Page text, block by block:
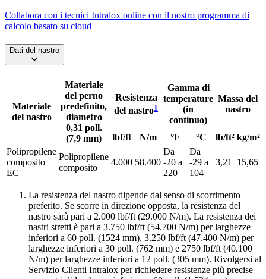
Collabora con i tecnici Intralox online con il nostro programma di
calcolo basato su cloud
Dati del nastro
Materiale
del nastro
Materiale
del perno
predefinito,
diametro
0,31 poll.
(7,9 mm)
Resistenza
del nastro1
Gamma di
temperature
(in
continuo)
Massa del
nastro
lbf/ft N/m °F °C lb/ft² kg/m²
Polipropilene
composito
EC
Polipropilene
composito
4.000 58.400
Da
-20 a
220
Da
-29 a
104
3,21 15,65
La resistenza del nastro dipende dal senso di scorrimento
preferito. Se scorre in direzione opposta, la resistenza del
nastro sarà pari a 2.000 lbf/ft (29.000 N/m). La resistenza dei
nastri stretti è pari a 3.750 lbf/ft (54.700 N/m) per larghezze
inferiori a 60 poll. (1524 mm), 3.250 lbf/ft (47.400 N/m) per
larghezze inferiori a 30 poll. (762 mm) e 2750 lbf/ft (40.100
N/m) per larghezze inferiori a 12 poll. (305 mm). Rivolgersi al
Servizio Clienti Intralox per richiedere resistenze più precise